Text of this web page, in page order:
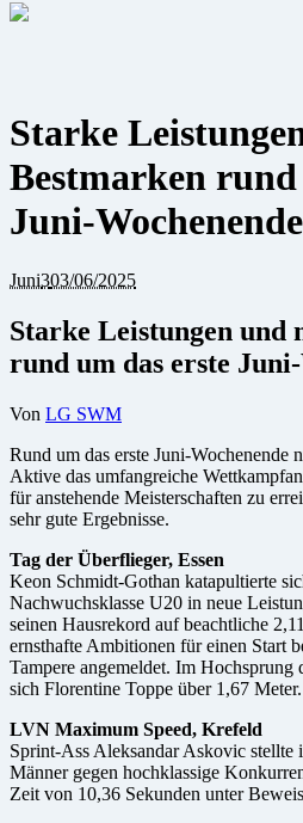
Starke
Bestmarken rund
Juni-Wochenende
Juni303/06/2025
Starke Leistungen und
rund um das erste
Von LG SWM
Rund um das erste Juni-
Aktive das umfangreiche
für anstehende Meisterschaften zu
sehr gute Ergebnisse.
Tag der Überflieger, Essen
Keon Schmidt-Gothan katapultierte
Nachwuchsklasse U20 in neue
seinen Hausrekord auf beachtliche
ernsthafte Ambitionen für einen Start
Tampere angemeldet. Im
sich Florentine Toppe über 1,67 Meter.
LVN Maximum Speed, Krefeld
Sprint-Ass Aleksandar Askovic stellte
Männer gegen hochklassige
Zeit von 10,36 Sekunden unter